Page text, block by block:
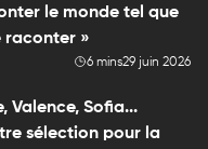
le monde tel que
raconter »
6 mins29 juin 2026
Valence, Sofia...
sélection pour la